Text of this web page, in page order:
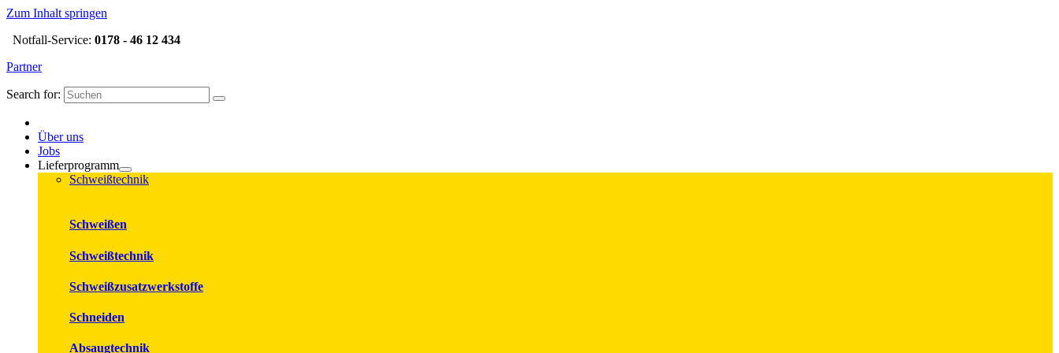
Zum Inhalt springen
Notfall-Service: 0178 - 46 12 434
Partner
Search for:
Über uns
Jobs
Lieferprogramm
Schweißtechnik
Schweißen
Schweißtechnik
Schweißzusatzwerkstoffe
Schneiden
Absaugtechnik